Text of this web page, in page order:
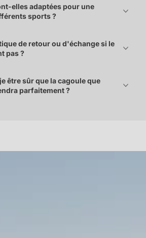
elles adaptées pour une
sports ?
de retour ou d'échange si le
pas ?
être sûr que la cagoule que
parfaitement ?